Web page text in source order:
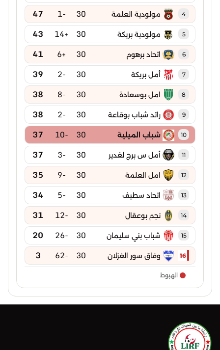
4 مولودية العلمة 30
-1
47
5 مولودية بريكة 30
+14
43
6 اتحاد برهوم 30
+6
41
7 أمل بريكة 30
-2
39
8 امل بوسعادة 30
-8
38
9 رائد شباب بوقاعة 30
-2
38
10 شباب الميلية 30
-10
37
11 أمل س برج لغدير 30
-3
37
12 امل العلمة 30
-9
35
13 اتحاد سطيف 30
-5
34
14 نجم بوعقال 30
-12
31
15 شباب بني سليمان 30
-26
20
16 وفاق سور الغزلان 30
-62
3
الهبوط